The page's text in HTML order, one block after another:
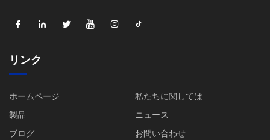
リンク
ホームページ
私たちに関しては
製品
ニュース
ブログ
お問い合わせ